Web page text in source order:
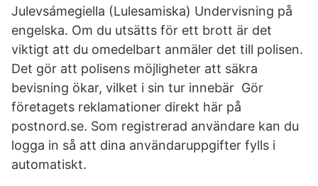
Julevsámegiella (Lulesamiska) Undervisning på
engelska. Om du utsätts för ett brott är det
viktigt att du omedelbart anmäler det till polisen.
Det gör att polisens möjligheter att säkra
bevisning ökar, vilket i sin tur innebär Gör
företagets reklamationer direkt här på
postnord.se. Som registrerad användare kan du
logga in så att dina användaruppgifter fylls i
automatiskt.